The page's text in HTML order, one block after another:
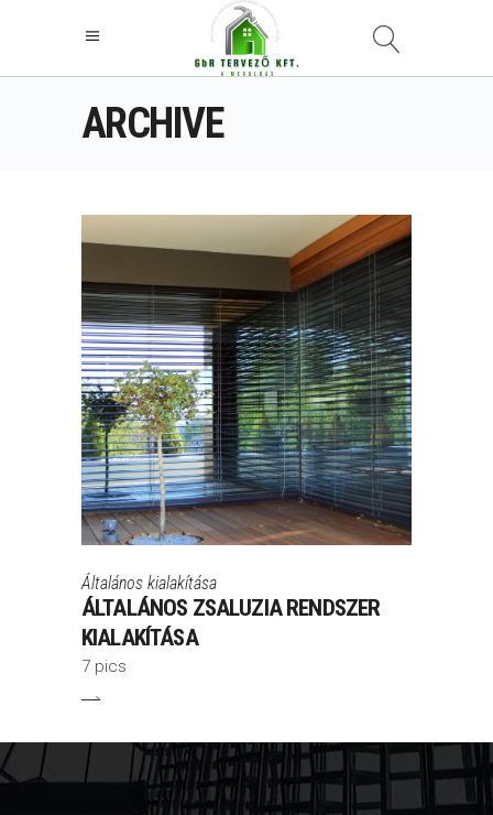
ARCHIVE
Általános kialakítása
ÁLTALÁNOS ZSALUZIA RENDSZER
KIALAKÍTÁSA
7 pics